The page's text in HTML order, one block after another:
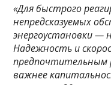
«Для быстрого
непредсказуемых
энергоустановки —
Надежность и
предпочтительным
важнее